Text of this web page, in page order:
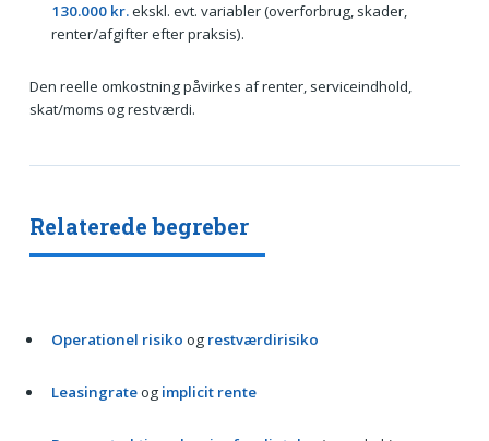
130.000 kr.ekskl. evt. variabler (overforbrug, skader,
renter/afgifter efter praksis).
Den reelle omkostning påvirkes af renter, serviceindhold,
skat/moms og restværdi.
Relaterede begreber
Operationel risiko og restværdirisiko
Leasingrateog implicit rente